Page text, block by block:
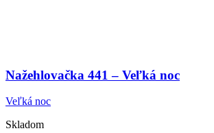
Nažehlovačka 441 – Veľká noc
Veľká noc
Skladom